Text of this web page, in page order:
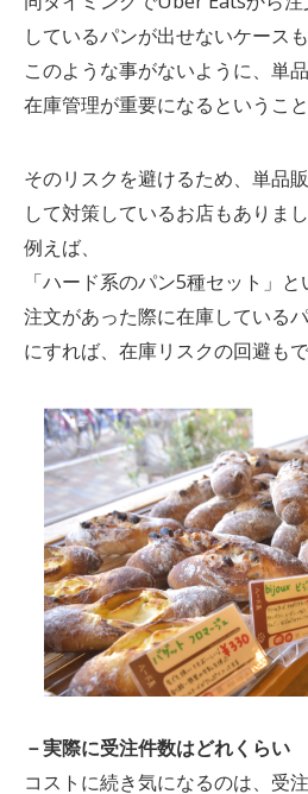
しているパンが出せないケースも
このような事がないように、単
在庫管理が重要になるということ
そのリスクを避けるため、単品
して対策しているお店もありまし
例えば、
「ハード系のパン5種セット」と
注文があった際に在庫している
にすれば、在庫リスクの回避もで
－実際に受注件数はどれくらい
コストに続き気になるのは、受注